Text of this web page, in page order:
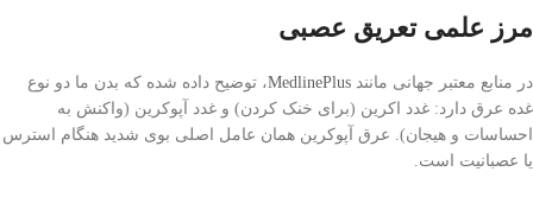
مرز علمی تعریق عصبی
در منابع معتبر جهانی مانند MedlinePlus، توضیح داده شده که بدن ما دو نوع
غده عرق دارد: غدد اکرین (برای خنک‌ کردن) و غدد آپوکرین (واکنش به
احساسات و هیجان). عرق آپوکرین همان عامل اصلی بوی شدید هنگام استرس
یا عصبانیت است.